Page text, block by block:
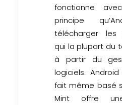
fonctionne
principe
télécharger les
qui la plupart du
à partir du
logiciels.
fait même basé
Mint offre